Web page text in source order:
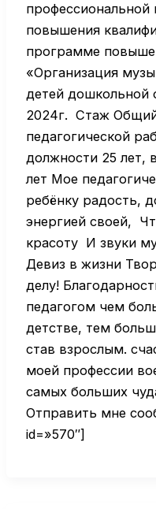
профессиональной
повышения
программе
«Организация
детей дошкольной
2024г. Стаж
педагогической
должности 25 лет,
лет Мое
ребёнку радость,
энергией своей,
красоту И звуки
Девиз в жизни
делу!
педагогом чем
детстве, тем
став взрослым.
моей профессии
самых больших
Отправить мне
id=»570″]